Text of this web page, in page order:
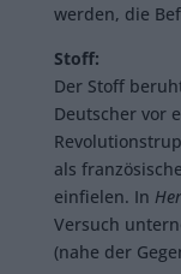
werden, die
Stoff:
Der Stoff
Deutscher vor
als
einfielen. In
Versuch
(nahe der